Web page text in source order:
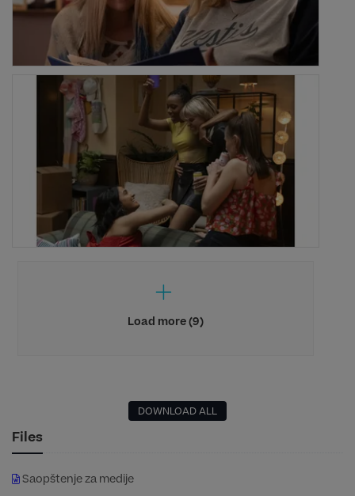
Load more (9)
DOWNLOAD ALL
Files
Saopštenje za medije